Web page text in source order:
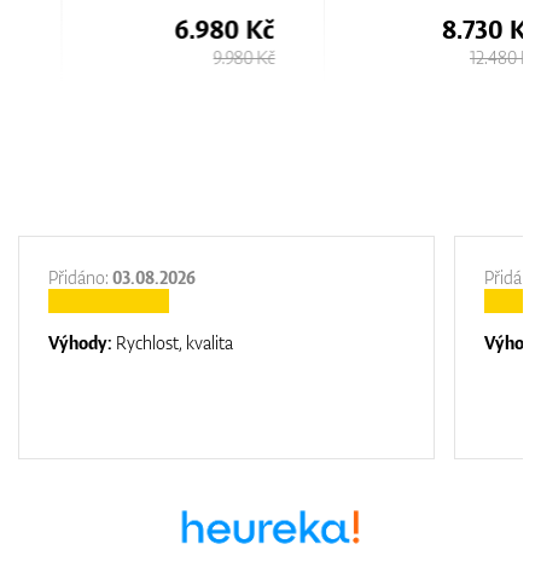
6.980 Kč
9.980 Kč
8.730 Kč
12.480 Kč
Přidáno: 03.08.2026
Výhody: Rychlost, kvalita